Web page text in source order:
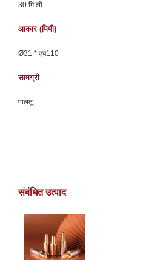
30 मि.ली.
आकार (मिमी)
Ø31 * एच110
सामग्री
पालतू
संबंधित उत्पाद